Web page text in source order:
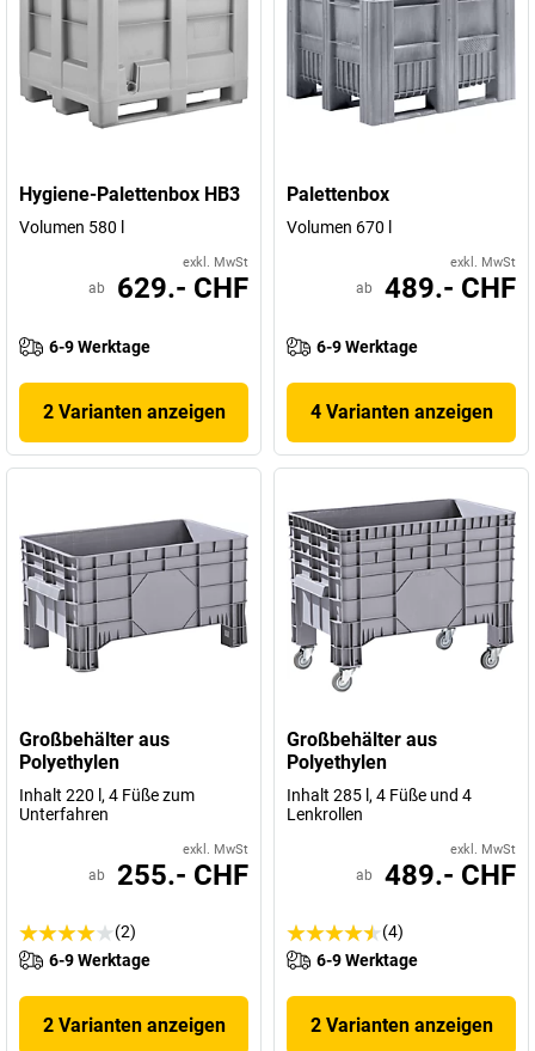
Hygiene-Palettenbox HB3
Volumen 580 l
exkl. MwSt
ab 629.- CHF
6-9 Werktage
2 Varianten anzeigen
Palettenbox
Volumen 670 l
exkl. MwSt
ab 489.- CHF
6-9 Werktage
4 Varianten anzeigen
Großbehälter aus
Polyethylen
Inhalt 220 l, 4 Füße zum
Unterfahren
exkl. MwSt
ab 255.- CHF
(2)
6-9 Werktage
2 Varianten anzeigen
Großbehälter aus
Polyethylen
Inhalt 285 l, 4 Füße und 4
Lenkrollen
exkl. MwSt
ab 489.- CHF
(4)
6-9 Werktage
2 Varianten anzeigen